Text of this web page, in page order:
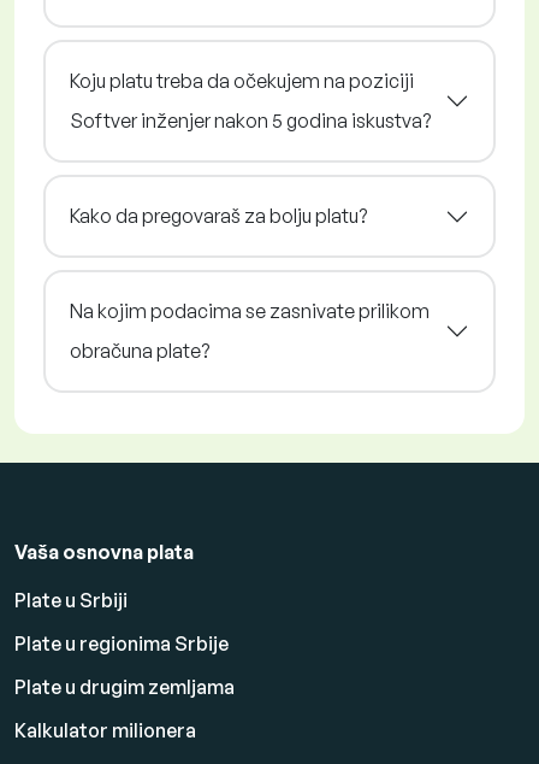
Koju platu treba da očekujem na poziciji
Softver inženjer nakon 5 godina iskustva?
Kako da pregovaraš za bolju platu?
Na kojim podacima se zasnivate prilikom
obračuna plate?
Vaša osnovna plata
Plate u Srbiji
Plate u regionima Srbije
Plate u drugim zemljama
Kalkulator milionera